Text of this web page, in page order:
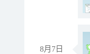
8月7日